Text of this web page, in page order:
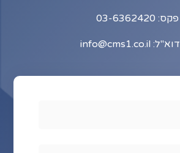
פקס: 03-6362420
דוא"ל: info@cms1.co.il